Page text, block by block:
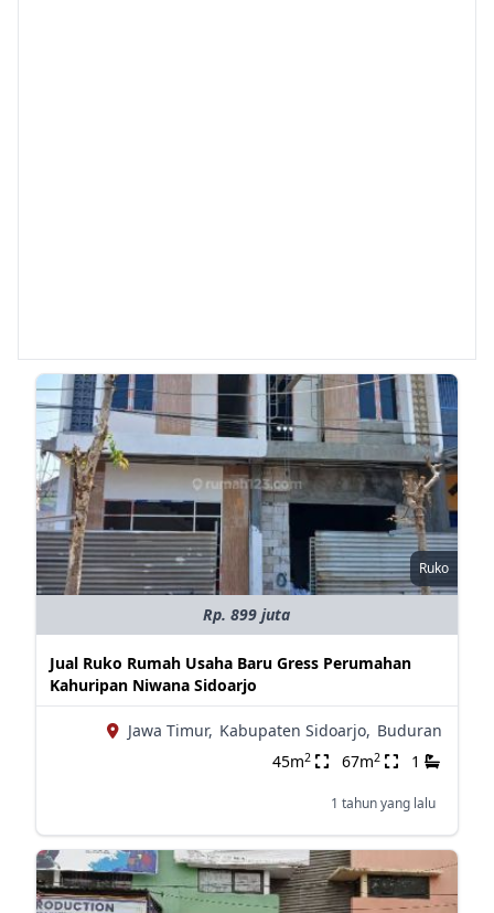
Ruko
Rp. 899 juta
Jual Ruko Rumah Usaha Baru Gress Perumahan
Kahuripan Niwana Sidoarjo
Jawa Timur, Kabupaten Sidoarjo, Buduran
45m2 67m2 1
1 tahun yang lalu